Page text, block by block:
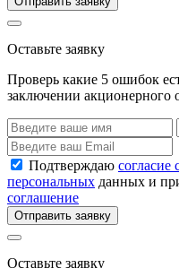
Оставьте заявку
Проверь какие 5 ошибок
заключении акционерного
Подтверждаю согласие
персональных данных и
соглашение
Отправить заявку
Оставьте заявку